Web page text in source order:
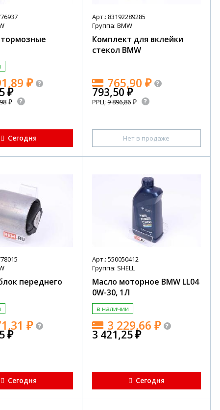
₽
₽
₽
Сегодня
Арт.: 83192289285
Группа: BMW
Комплект для вклейки
стекол BMW
765,90 ₽
793,50 ₽
РРЦ:9 896,86₽
переднего
₽
₽
Сегодня
Арт.: 550050412
Группа: SHELL
Масло моторное BMW LL04
0W-30, 1Л
в наличии
3 229,66 ₽
3 421,25₽
Сегодня